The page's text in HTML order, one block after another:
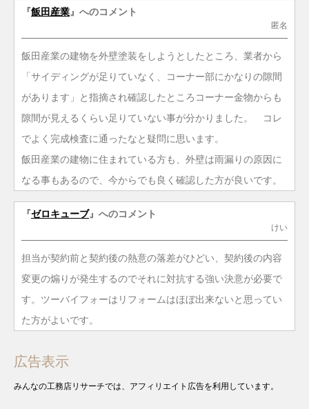
『飯田産業 』へのコメント
匿名
飯田産業の建物を外壁塗装をしようとしたところ、業者から
「サイディングが足りていなく、コーナー部にかなりの隙間
があります」と指摘され確認したところコーナー金物からも
隙間が見えるくらい足りていない事が分かりました。 コレ
でよく完成検査に通ったなと疑問に思います。
飯田産業の建物に住まれている方も、外壁は雨漏りの原因に
なる事もあるので、今からでも良く確認した方が良いです。
『ゼロキューブ』へのコメント
けい
担当が契約前と契約後の熱意の落差がひどい、契約後の内容
変更の煽りが発生するのでそれに対抗する強い決意が必要で
す。ツーバイフォーはリフォームはほぼ出来ないと思ってい
た方がよいです。
広告表示
みんなの工務店リサーチでは、アフィリエイト広告を利用しています。